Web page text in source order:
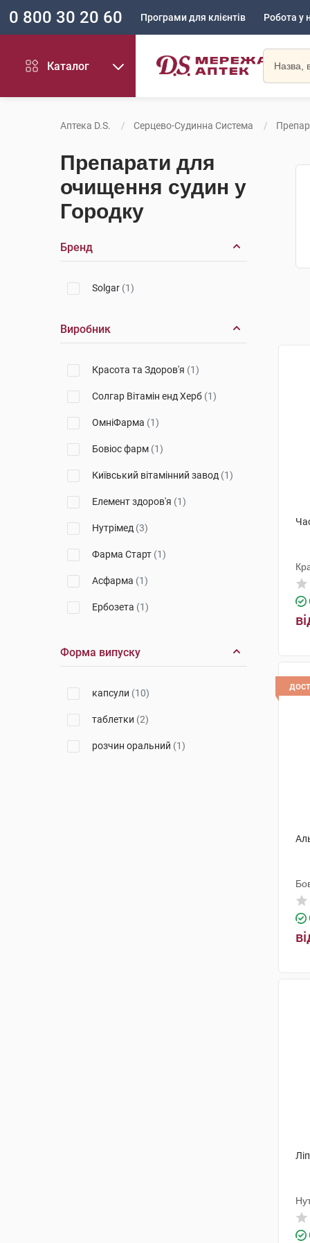
0 800 30 20 60 Програми для клієнтів Робота у
Каталог
Аптека D.S. Серцево-Судинна Система
Препарати для
очищення судин у
Городку
Бренд
Solgar (1)
Виробник
Красота та Здоров'я (1)
Солгар Вітамін енд Херб (1)
ОмніФарма (1)
Бовіос фарм (1)
Київський вітамінний завод (1)
Елемент здоров'я (1)
Нутрімед (3)
Фарма Старт (1)
Асфарма (1)
Ербозета (1)
Форма випуску
капсули (10)
таблетки (2)
розчин оральний (1)